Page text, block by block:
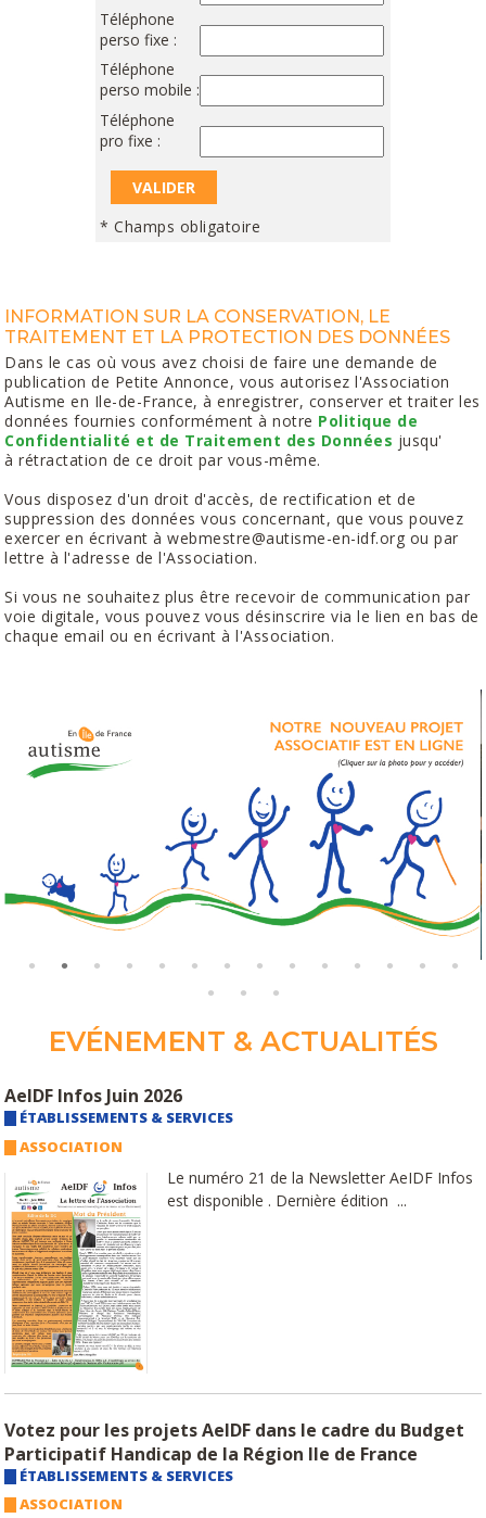
Téléphone
perso fixe :
Téléphone
perso mobile :
Téléphone
pro fixe :
* Champs obligatoire
INFORMATION SUR LA CONSERVATION, LE
TRAITEMENT ET LA PROTECTION DES DONNÉES
Dans le cas où vous avez choisi de faire une demande de
publication de Petite Annonce, vous autorisez l'Association
Autisme en Ile-de-France, à enregistrer, conserver et traiter les
données fournies conformément à notre Politique de
Confidentialité et de Traitement des Données jusqu'
à rétractation de ce droit par vous-même.
Vous disposez d'un droit d'accès, de rectification et de
suppression des données vous concernant, que vous pouvez
exercer en écrivant à webmestre@autisme-en-idf.org ou par
lettre à l'adresse de l'Association.
Si vous ne souhaitez plus être recevoir de communication par
voie digitale, vous pouvez vous désinscrire via le lien en bas de
chaque email ou en écrivant à l'Association.
EVÉNEMENT & ACTUALITÉS
AeIDF Infos Juin 2026
ÉTABLISSEMENTS & SERVICES
ASSOCIATION
Le numéro 21 de la Newsletter AeIDF Infos
est disponible . Dernière édition ...
Votez pour les projets AeIDF dans le cadre du Budget
Participatif Handicap de la Région Ile de France
ÉTABLISSEMENTS & SERVICES
ASSOCIATION